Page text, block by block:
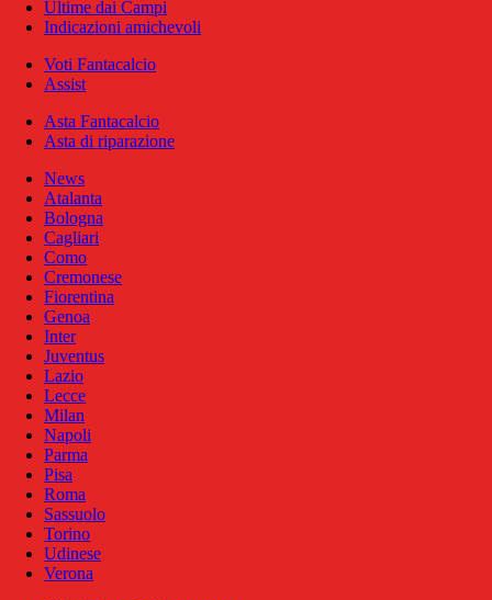
Ultime dai Campi
Indicazioni amichevoli
Voti Fantacalcio
Assist
Asta Fantacalcio
Asta di riparazione
News
Atalanta
Bologna
Cagliari
Como
Cremonese
Fiorentina
Genoa
Inter
Juventus
Lazio
Lecce
Milan
Napoli
Parma
Pisa
Roma
Sassuolo
Torino
Udinese
Verona